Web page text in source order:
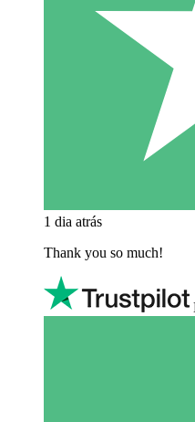
1 dia atrás
Thank you so much!